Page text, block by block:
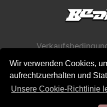
Wir verwenden Cookies,
aufrechtzuerhalten und
Unsere Cookie-Richtlinie
Datenschutzerklärung
Richtlinie zur